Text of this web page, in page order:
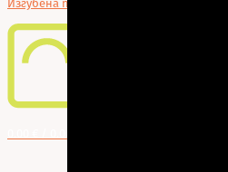
Изгубена парола?